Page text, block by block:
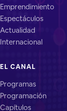
Emprendimiento
Espectáculos
Actualidad
Internacional
EL CANAL
Programas
Programación
Capítulos